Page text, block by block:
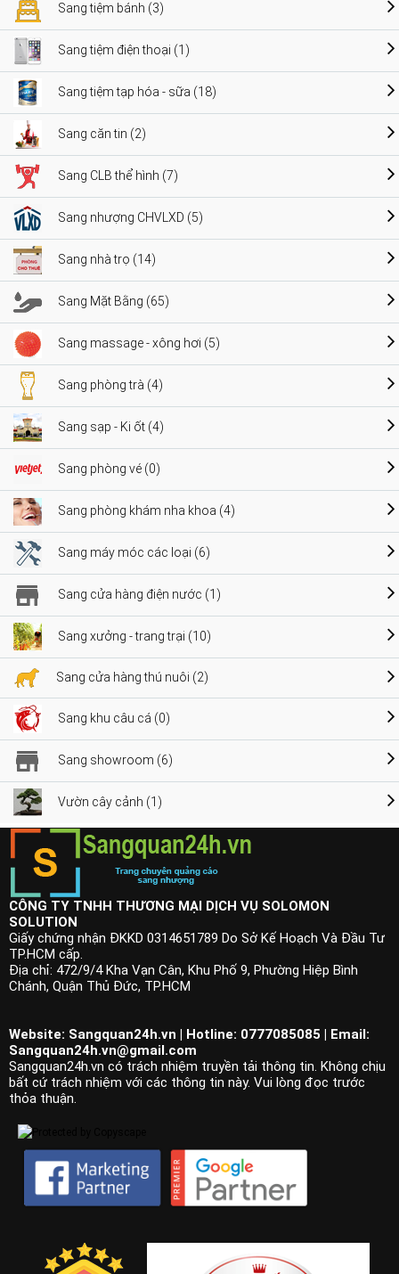
Sang tiệm bánh (3)
Sang tiệm điện thoại (1)
Sang tiệm tạp hóa - sữa (18)
Sang căn tin (2)
Sang CLB thể hình (7)
Sang nhượng CHVLXD (5)
Sang nhà trọ (14)
Sang Mặt Bằng (65)
Sang massage - xông hơi (5)
Sang phòng trà (4)
Sang sạp - Ki ốt (4)
Sang phòng vé (0)
Sang phòng khám nha khoa (4)
Sang máy móc các loại (6)
Sang cửa hàng điện nước (1)
Sang xưởng - trang trại (10)
Sang cửa hàng thú nuôi (2)
Sang khu câu cá (0)
Sang showroom (6)
Vườn cây cảnh (1)
CÔNG TY TNHH THƯƠNG MẠI DỊCH VỤ SOLOMON
SOLUTION
Giấy chứng nhận ĐKKD 0314651789 Do Sở Kế Hoạch Và Đầu Tư
TP.HCM cấp.
Địa chỉ: 472/9/4 Kha Vạn Cân, Khu Phố 9, Phường Hiệp Bình
Chánh, Quận Thủ Đức, TP.HCM
Website: Sangquan24h.vn | Hotline: 0777085085 | Email:
Sangquan24h.vn@gmail.com
Sangquan24h.vn có trách nhiệm truyền tải thông tin. Không chịu
bất cứ trách nhiệm với các thông tin này. Vui lòng đọc trước
thỏa thuận.